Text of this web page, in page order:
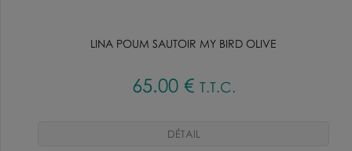
LINA POUM SAUTOIR MY BIRD OLIVE
65.00 € T.T.C.